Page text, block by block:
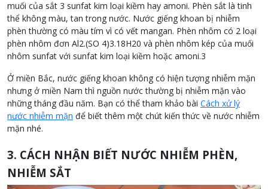
muối của sắt 3 sunfat kim loại kiềm hay amoni. Phèn sắt là tinh
thể không màu, tan trong nước. Nước giếng khoan bị nhiễm
phèn thường có màu tím vì có vết mangan. Phèn nhôm có 2 loại
phèn nhôm đơn Al2.(SO 4)3.18H20 và phèn nhôm kép của muối
nhôm sunfat với sunfat kim loại kiềm hoặc amoni.3
Ở miền Bắc, nước giếng khoan không có hiện tượng nhiễm mặn
nhưng ở miền Nam thì nguồn nước thường bị nhiễm mặn vào
những tháng đầu năm. Bạn có thể tham khảo bài Cách xử lý
nước nhiễm mặn để biết thêm một chút kiến thức về nước nhiễm
mặn nhé.
3. CÁCH NHẬN BIẾT NƯỚC NHIỄM PHÈN,
NHIỄM SẮT